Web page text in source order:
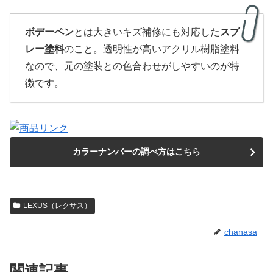
ボデーペンとは大きいキズ補修にも対応した スプ
レー塗料のこと。透明性が高いアクリル樹脂塗料
なので、元の塗装との色合わせがしやすいのが特
徴です。
カラーナンバーの調べ方はこちら
LEXUS（レクサス）
chanasa